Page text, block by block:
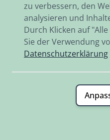
18,90 €
Auf Lager
zu verbessern, den
analysieren und
Durch Klicken auf
Sie der Verwendung
Datenschutzerklärung